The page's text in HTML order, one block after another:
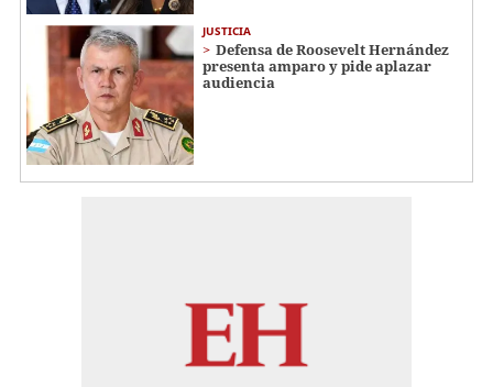
JUSTICIA
Defensa de Roosevelt Hernández
presenta amparo y pide aplazar
audiencia